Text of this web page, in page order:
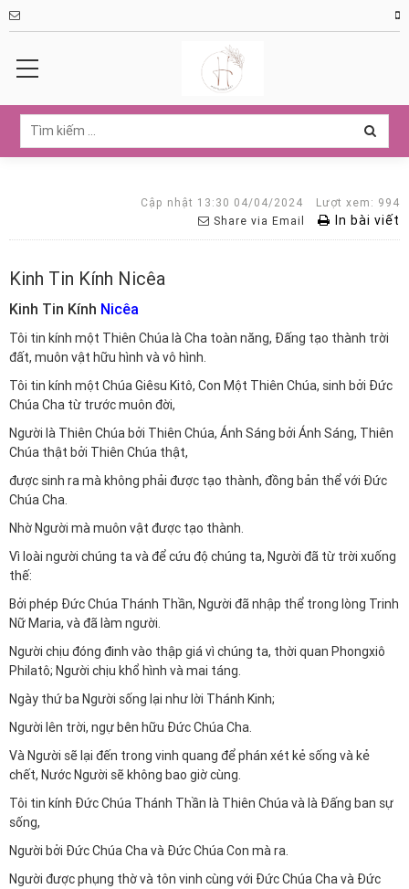
Cập nhật 13:30 04/04/2024
Lượt xem: 994
Share via Email
In bài viết
Kinh Tin Kính Nicêa
Kinh Tin Kính Nicêa
Tôi tin kính một Thiên Chúa là Cha toàn năng, Ðấng tạo thành trời
đất, muôn vật hữu hình và vô hình.
Tôi tin kính một Chúa Giêsu Kitô, Con Một Thiên Chúa, sinh bởi Ðức
Chúa Cha từ trước muôn đời,
Người là Thiên Chúa bởi Thiên Chúa, Ánh Sáng bởi Ánh Sáng, Thiên
Chúa thật bởi Thiên Chúa thật,
được sinh ra mà không phải được tạo thành, đồng bản thể với Ðức
Chúa Cha.
Nhờ Người mà muôn vật được tạo thành.
Vì loài người chúng ta và để cứu độ chúng ta, Người đã từ trời xuống
thế:
Bởi phép Ðức Chúa Thánh Thần, Người đã nhập thể trong lòng Trinh
Nữ Maria, và đã làm người.
Người chịu đóng đinh vào thập giá vì chúng ta, thời quan Phongxiô
Philatô; Người chịu khổ hình và mai táng.
Ngày thứ ba Người sống lại như lời Thánh Kinh;
Người lên trời, ngự bên hữu Ðức Chúa Cha.
Và Người sẽ lại đến trong vinh quang để phán xét kẻ sống và kẻ
chết, Nước Người sẽ không bao giờ cùng.
Tôi tin kính Ðức Chúa Thánh Thần là Thiên Chúa và là Ðấng ban sự
sống,
Người bởi Ðức Chúa Cha và Ðức Chúa Con mà ra.
Người được phụng thờ và tôn vinh cùng với Ðức Chúa Cha và Ðức